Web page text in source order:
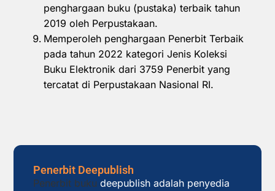
penghargaan buku (pustaka) terbaik tahun
2019 oleh Perpustakaan.
Memperoleh penghargaan Penerbit Terbaik
pada tahun 2022 kategori Jenis Koleksi
Buku Elektronik dari 3759 Penerbit yang
tercatat di Perpustakaan Nasional RI.
Penerbit Deepublish
Penerbit buku deepublish adalah penyedia